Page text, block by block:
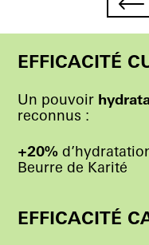
EFFICACITÉ
Un pouvoir
reconnus :
+20%
Beurre de Karité
EFFICACITÉ